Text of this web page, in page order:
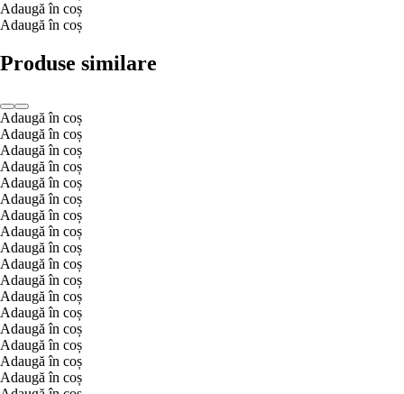
Adaugă în coș
Adaugă în coș
Produse similare
Adaugă în coș
Adaugă în coș
Adaugă în coș
Adaugă în coș
Adaugă în coș
Adaugă în coș
Adaugă în coș
Adaugă în coș
Adaugă în coș
Adaugă în coș
Adaugă în coș
Adaugă în coș
Adaugă în coș
Adaugă în coș
Adaugă în coș
Adaugă în coș
Adaugă în coș